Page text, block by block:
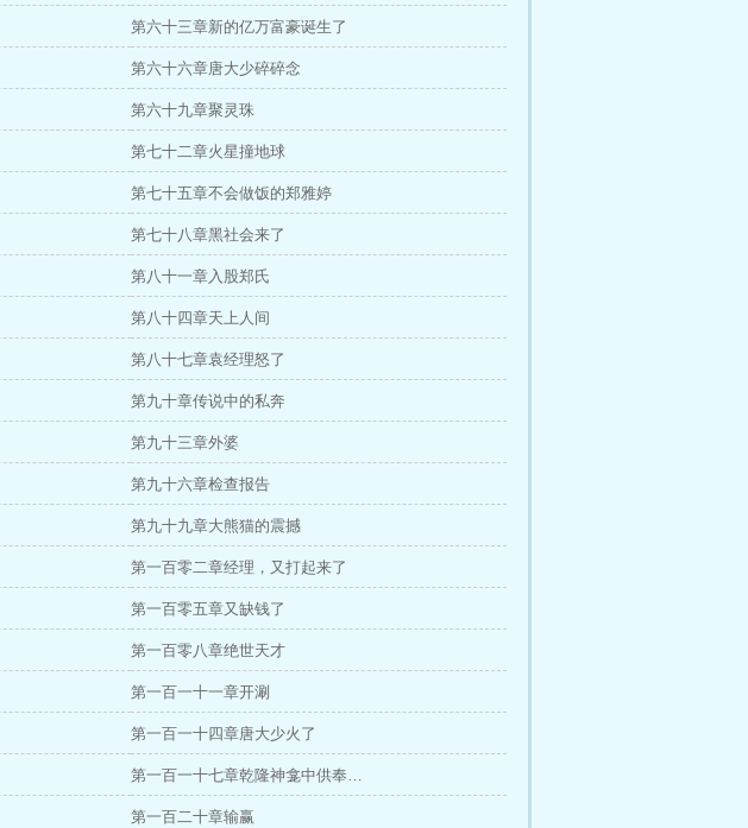
第六十三章新的亿万富豪诞生了
第六十六章唐大少碎碎念
第六十九章聚灵珠
第七十二章火星撞地球
第七十五章不会做饭的郑雅婷
第七十八章黑社会来了
第八十一章入股郑氏
第八十四章天上人间
第八十七章袁经理怒了
第九十章传说中的私奔
第九十三章外婆
第九十六章检查报告
第九十九章大熊猫的震撼
第一百零二章经理，又打起来了
第一百零五章又缺钱了
第一百零八章绝世天才
第一百一十一章开涮
第一百一十四章唐大少火了
第一百一十七章乾隆神龛中供奉…
第一百二十章输赢